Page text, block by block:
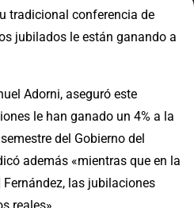
tradicional conferencia de
jubilados le están ganando a
Adorni, aseguró este
le han ganado un 4% a la
del Gobierno del
además «mientras que en la
las jubilaciones